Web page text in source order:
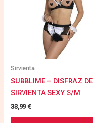
Sirvienta
SUBBLIME – DISFRAZ DE
SIRVIENTA SEXY S/M
33,99€